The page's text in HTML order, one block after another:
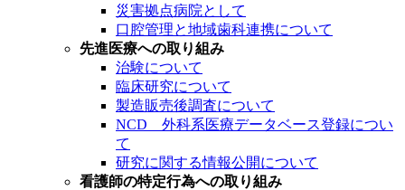
災害拠点病院として
口腔管理と地域歯科連携について
先進医療への取り組み
治験について
臨床研究について
製造販売後調査について
NCD 外科系医療データベース登録につい
て
研究に関する情報公開について
看護師の特定行為への取り組み